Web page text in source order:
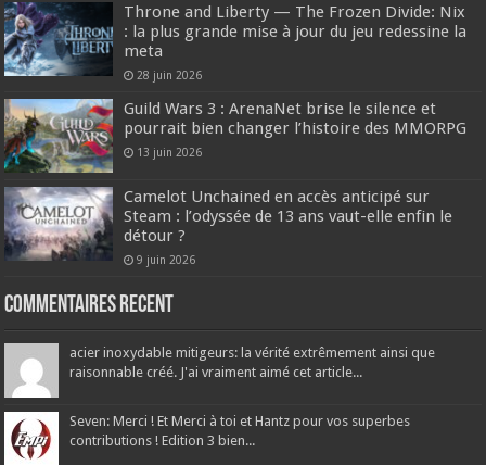
Throne and Liberty — The Frozen Divide: Nix
: la plus grande mise à jour du jeu redessine la
meta
28 juin 2026
Guild Wars 3 : ArenaNet brise le silence et
pourrait bien changer l’histoire des MMORPG
13 juin 2026
Camelot Unchained en accès anticipé sur
Steam : l’odyssée de 13 ans vaut-elle enfin le
détour ?
9 juin 2026
Commentaires recent
acier inoxydable mitigeurs: la vérité extrêmement ainsi que
raisonnable créé. J'ai vraiment aimé cet article...
Seven: Merci ! Et Merci à toi et Hantz pour vos superbes
contributions ! Edition 3 bien...